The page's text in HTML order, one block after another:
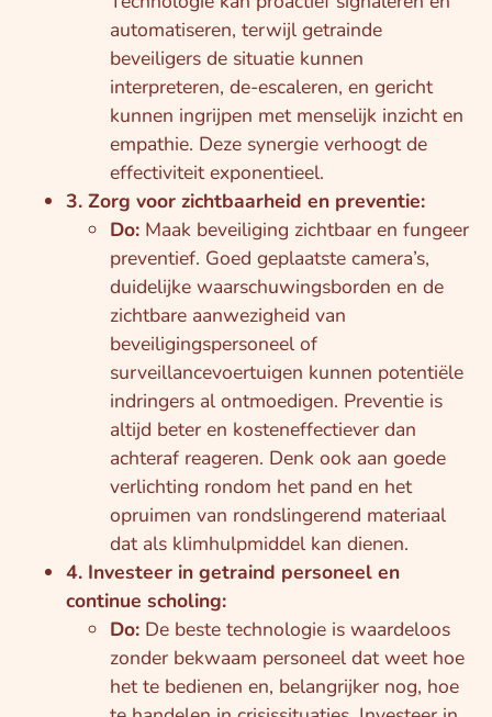
automatiseren, terwijl getrainde
beveiligers de situatie kunnen
interpreteren, de-escaleren, en gericht
kunnen ingrijpen met menselijk inzicht en
empathie. Deze synergie verhoogt de
effectiviteit exponentieel.
3. Zorg voor zichtbaarheid en preventie:
Do: Maak beveiliging zichtbaar en fungeer
preventief. Goed geplaatste camera’s,
duidelijke waarschuwingsborden en de
zichtbare aanwezigheid van
beveiligingspersoneel of
surveillancevoertuigen kunnen potentiële
indringers al ontmoedigen. Preventie is
altijd beter en kosteneffectiever dan
achteraf reageren. Denk ook aan goede
verlichting rondom het pand en het
opruimen van rondslingerend materiaal
dat als klimhulpmiddel kan dienen.
4. Investeer in getraind personeel en
continue scholing:
Do: De beste technologie is waardeloos
zonder bekwaam personeel dat weet hoe
het te bedienen en, belangrijker nog, hoe